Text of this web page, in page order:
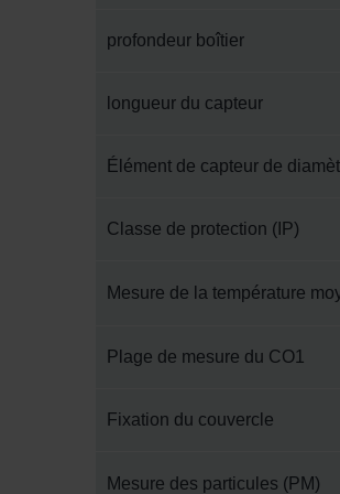
profondeur boîtier
longueur du capteur
Élément de capteur de
Classe de protection (IP)
Mesure de la température
Plage de mesure du CO1
Fixation du couvercle
Mesure des particules (PM)